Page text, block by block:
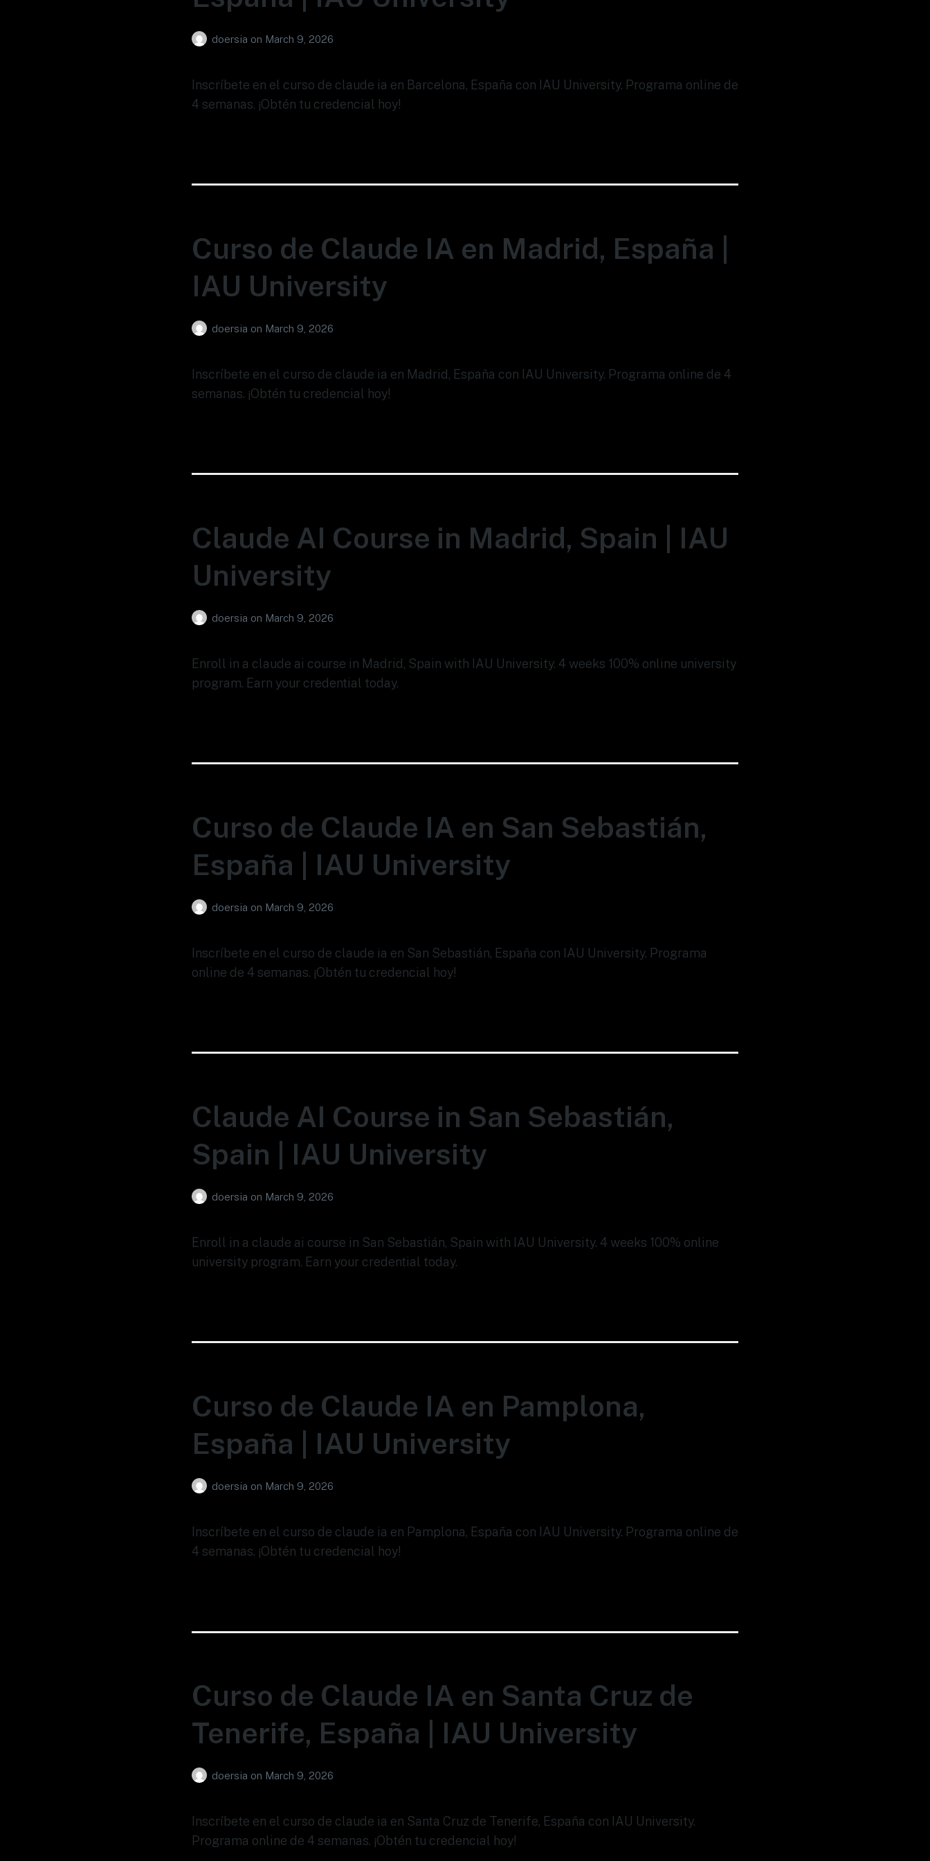
doersia on March 9, 2026
Inscríbete en el curso de claude ia en Barcelona, España con IAU University. Programa online de
4 semanas. ¡Obtén tu credencial hoy!
Curso de Claude IA en Madrid, España |
IAU University
doersia on March 9, 2026
Inscríbete en el curso de claude ia en Madrid, España con IAU University. Programa online de 4
semanas. ¡Obtén tu credencial hoy!
Claude AI Course in Madrid, Spain | IAU
University
doersia on March 9, 2026
Enroll in a claude ai course in Madrid, Spain with IAU University. 4 weeks 100% online university
program. Earn your credential today.
Curso de Claude IA en San Sebastián,
España | IAU University
doersia on March 9, 2026
Inscríbete en el curso de claude ia en San Sebastián, España con IAU University. Programa
online de 4 semanas. ¡Obtén tu credencial hoy!
Claude AI Course in San Sebastián,
Spain | IAU University
doersia on March 9, 2026
Enroll in a claude ai course in San Sebastián, Spain with IAU University. 4 weeks 100% online
university program. Earn your credential today.
Curso de Claude IA en Pamplona,
España | IAU University
doersia on March 9, 2026
Inscríbete en el curso de claude ia en Pamplona, España con IAU University. Programa online de
4 semanas. ¡Obtén tu credencial hoy!
Curso de Claude IA en Santa Cruz de
Tenerife, España | IAU University
doersia on March 9, 2026
Inscríbete en el curso de claude ia en Santa Cruz de Tenerife, España con IAU University.
Programa online de 4 semanas. ¡Obtén tu credencial hoy!